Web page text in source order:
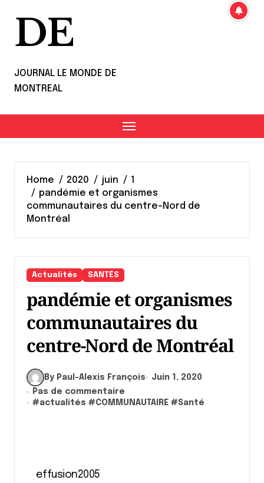
DE
JOURNAL LE MONDE DE
MONTREAL
Home 2020 juin
1
pandémie et organismes
communautaires du centre-Nord de
Montréal
Actualités SANTÉS
pandémie et organismes
communautaires du
centre-Nord de Montréal
By Paul-Alexis François
Juin 1, 2020
Pas de commentaire
#actualités #COMMUNAUTAIRE #Santé
effusion2005